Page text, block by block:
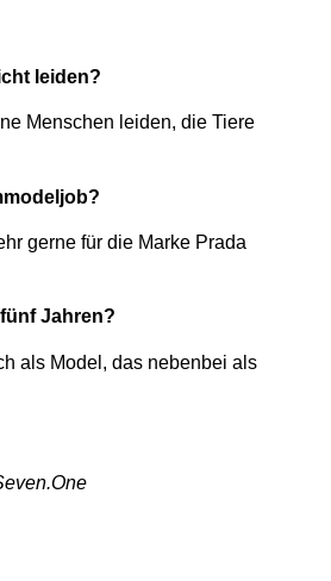
leiden?
Menschen leiden, die Tiere
gerne für die Marke Prada
Jahren?
als Model, das nebenbei als